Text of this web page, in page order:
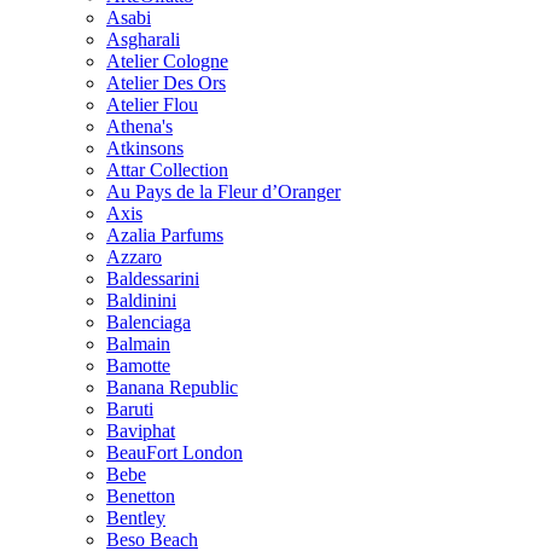
Asabi
Asgharali
Atelier Cologne
Atelier Des Ors
Atelier Flou
Athena's
Atkinsons
Attar Collection
Au Pays de la Fleur d’Oranger
Axis
Azalia Parfums
Azzaro
Baldessarini
Baldinini
Balenciaga
Balmain
Bamotte
Banana Republic
Baruti
Baviphat
BeauFort London
Bebe
Benetton
Bentley
Beso Beach